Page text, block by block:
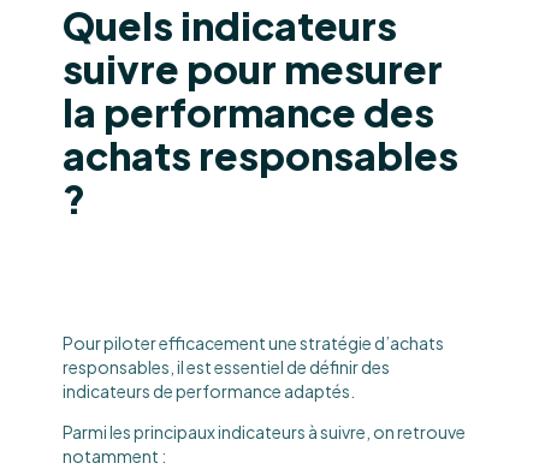
Quels indicateurs
suivre pour mesurer
la performance des
achats responsables
?
Pour piloter efficacement une stratégie d’achats
responsables, il est essentiel de définir des
indicateurs de performance adaptés.
Parmi les principaux indicateurs à suivre, on retrouve
notamment :